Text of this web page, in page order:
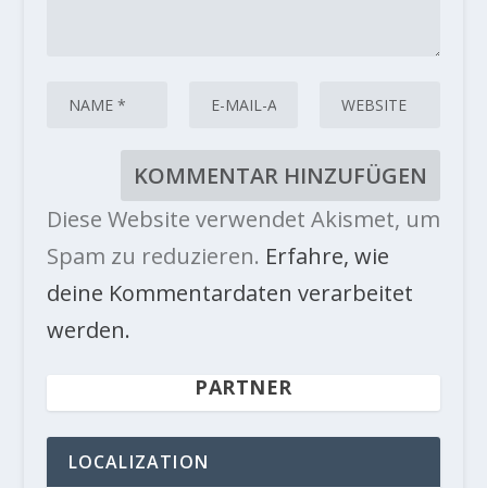
Diese Website verwendet Akismet, um
Spam zu reduzieren. Erfahre, wie
deine Kommentardaten verarbeitet
werden.
PARTNER
LOCALIZATION